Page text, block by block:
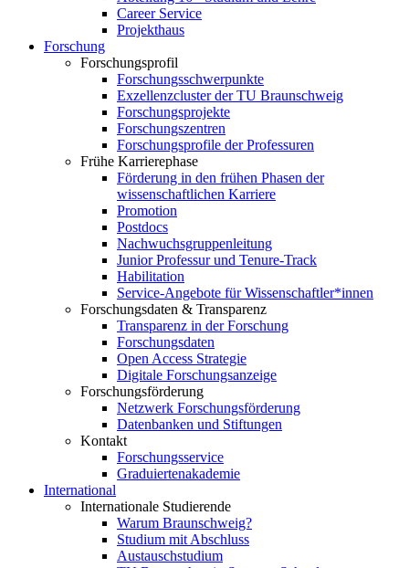
Career Service
Projekthaus
Forschung
Forschungsprofil
Forschungsschwerpunkte
Exzellenzcluster der TU Braunschweig
Forschungsprojekte
Forschungszentren
Forschungsprofile der Professuren
Frühe Karrierephase
Förderung in den frühen Phasen der
wissenschaftlichen Karriere
Promotion
Postdocs
Nachwuchsgruppenleitung
Junior Professur und Tenure-Track
Habilitation
Service-Angebote für Wissenschaftler*innen
Forschungsdaten & Transparenz
Transparenz in der Forschung
Forschungsdaten
Open Access Strategie
Digitale Forschungsanzeige
Forschungsförderung
Netzwerk Forschungsförderung
Datenbanken und Stiftungen
Kontakt
Forschungsservice
Graduiertenakademie
International
Internationale Studierende
Warum Braunschweig?
Studium mit Abschluss
Austauschstudium